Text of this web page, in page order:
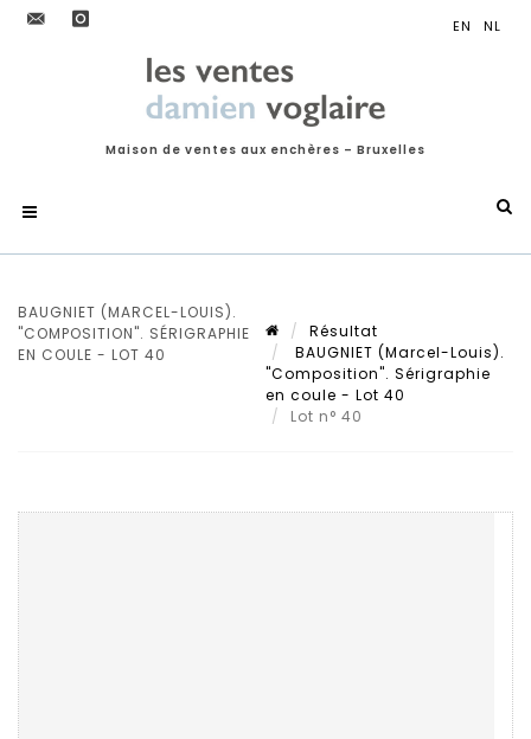
Maison de ventes aux enchères – Bruxelles
BAUGNIET (MARCEL-LOUIS).
"COMPOSITION". SÉRIGRAPHIE
EN COULE - LOT 40
Résultat
BAUGNIET (Marcel-Louis).
"Composition". Sérigraphie
en coule - Lot 40
Lot n° 40